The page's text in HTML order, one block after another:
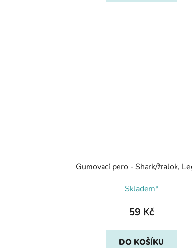
Gumovací pero - Shark/žralok,
Skladem*
59 Kč
DO KOŠÍKU